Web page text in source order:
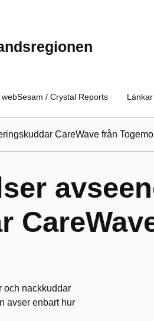
webSesam / Crystal Reports
CareWave från Togemo
och nackkuddar
avser enbart hur